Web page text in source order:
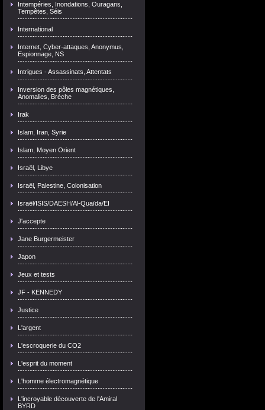
Intempéries, Inondations, Ouragans,
Tempêtes, Séis
International
Internet, Cyber-attaques, Anonymus,
Espionnage, NS
Intrigues - Assassinats, Attentats
Inversion des pôles magnétiques,
Anomalies, Brèche
Irak
Islam, Iran, Syrie
Islam, Moyen Orient
Israël, Libye
Israël, Palestine, Colonisation
Israël/ISIS/DAESH/Al-Quaïda/EI
J'accepte
Jane Burgermeister
Japon
Jeux et tests
JF - KENNEDY
Justice
L'argent
L'escroquerie du CO2
L'esprit du moment
L'homme électromagnétique
L'incroyable découverte de l'Amiral
BYRD